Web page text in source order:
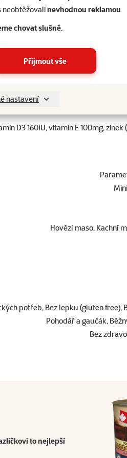
neobtěžovalinevhodnou reklamou.
chovat slušně.
Přijmout vše
nastavení
plemen(od jednoho roku věku).
jsou přírodním zdrojem
23%, kuřecí 12%, hovězí 5%,
hrubý popel 2,5%, hrubá vláknina
D3 160IU, vitamin E 100mg,
Hovězí maso, Kachní
potřeb, Bez lepku (gluten free),
Pohodář a gaučák,
Bez
to nejlepší